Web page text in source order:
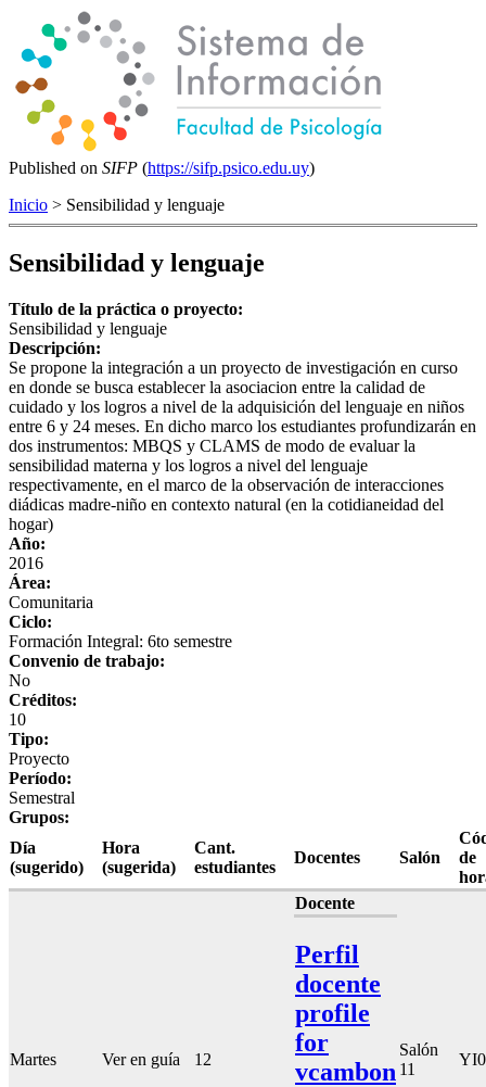
Published on SIFP (https://sifp.psico.edu.uy)
Inicio > Sensibilidad y lenguaje
Sensibilidad y lenguaje
Título de la práctica o proyecto:
Sensibilidad y lenguaje
Descripción:
Se propone la integración a un proyecto de investigación en curso
en donde se busca establecer la asociacion entre la calidad de
cuidado y los logros a nivel de la adquisición del lenguaje en niños
entre 6 y 24 meses. En dicho marco los estudiantes profundizarán en
dos instrumentos: MBQS y CLAMS de modo de evaluar la
sensibilidad materna y los logros a nivel del lenguaje
respectivamente, en el marco de la observación de interacciones
diádicas madre-niño en contexto natural (en la cotidianeidad del
hogar)
Año:
2016
Área:
Comunitaria
Ciclo:
Formación Integral: 6to semestre
Convenio de trabajo:
No
Créditos:
10
Tipo:
Proyecto
Período:
Semestral
Grupos:
Día
(sugerido)
Hora
(sugerida)
Cant.
estudiantes
Docentes Salón
de
Martes Ver en guía 12
Docente
Perfil
docente
profile
for
vcambon
Salón
11